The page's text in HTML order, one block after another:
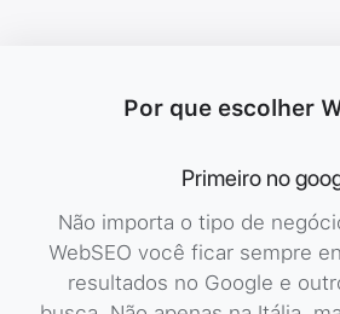
Image
Gallery
Por que escolher
Primeiro no
Não importa o tipo de
WebSEO você ficar sempre
resultados no Google e